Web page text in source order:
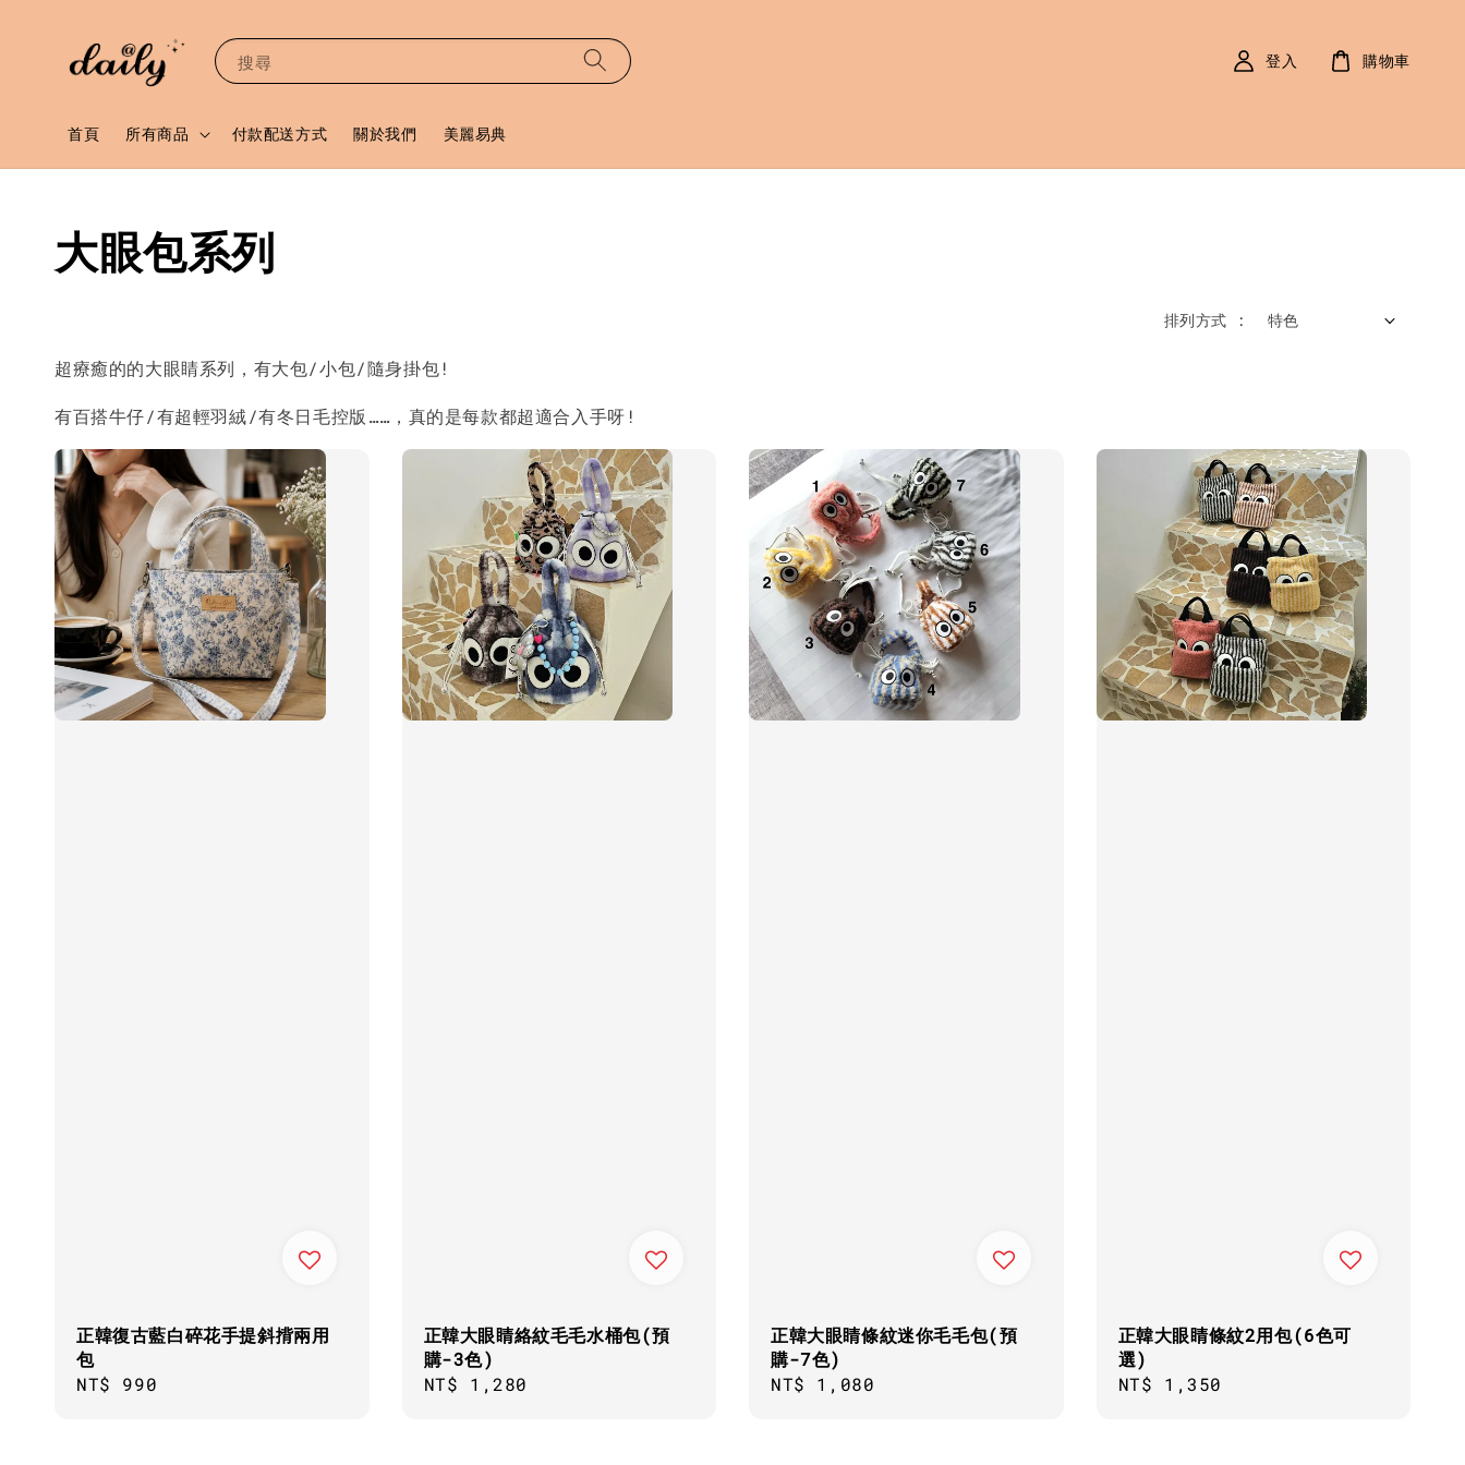
搜尋
首頁 所有商品 付款配送方式 關於我們 美麗易典
登入 購物車
大眼包系列
排列方式 :
超療癒的的大眼睛系列，有大包/小包/隨身掛包!
有百搭牛仔/有超輕羽絨/有冬日毛控版……，真的是每款都超適合入手呀!
正韓復古藍白碎花手提斜揹兩用
包
Regular
NT$ 990
正韓大眼睛絡紋毛毛水桶包(預
購-3色)
Regular
NT$ 1,280
正韓大眼睛條紋迷你毛毛包(預
購-7色)
Regular
NT$ 1,080
正韓大眼睛條紋2用包(6色可
選)
Regular
NT$ 1,350